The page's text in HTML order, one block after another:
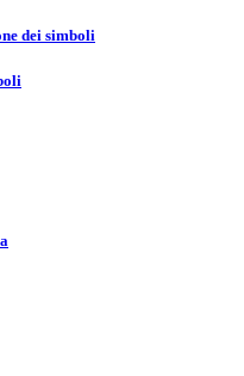
dei simboli